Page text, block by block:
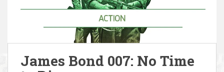
James Bond 007: No Time